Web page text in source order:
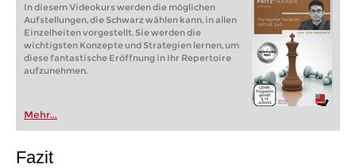
In diesem Videokurs werden die möglichen
Aufstellungen, die Schwarz wählen kann, in allen
Einzelheiten vorgestellt. Sie werden die
wichtigsten Konzepte und Strategien lernen, um
diese fantastische Eröffnung in Ihr Repertoire
aufzunehmen.
Mehr...
Fazit